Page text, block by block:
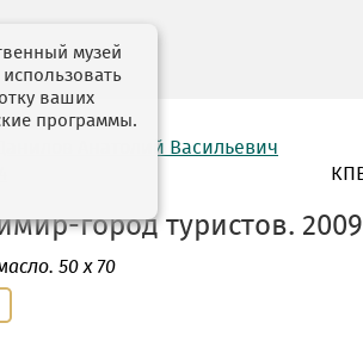
Анатолий Васильевич
город туристов. 2009
50 х 70
музей
ваших
программы.